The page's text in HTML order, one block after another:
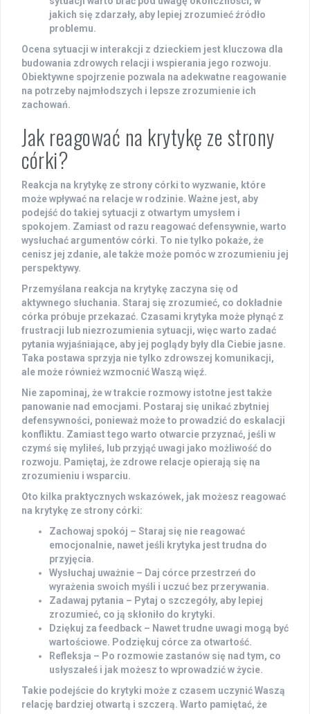
jakich się zdarzały, aby lepiej zrozumieć źródło
problemu.
Ocena sytuacji w interakcji z dzieckiem jest kluczowa dla
budowania zdrowych relacji i wspierania jego rozwoju.
Obiektywne spojrzenie pozwala na adekwatne reagowanie
na potrzeby najmłodszych i lepsze zrozumienie ich
zachowań.
Jak reagować na krytykę ze strony
córki?
Reakcja na krytykę ze strony córki to wyzwanie, które
może wpływać na relacje w rodzinie. Ważne jest, aby
podejść do takiej sytuacji z otwartym umysłem i
spokojem. Zamiast od razu reagować defensywnie, warto
wysłuchaćargumentów córki. To nie tylko pokaże, że
cenisz jej zdanie, ale także może pomóc w zrozumieniu jej
perspektywy.
Przemyślana reakcja na krytykę zaczyna się od
aktywnego słuchania. Staraj się zrozumieć, co dokładnie
córka próbuje przekazać. Czasami krytyka może płynąć z
frustracji lub niezrozumienia sytuacji, więc warto zadać
pytania wyjaśniające, aby jej poglądy były dla Ciebie jasne.
Taka postawa sprzyja nie tylko zdrowszej komunikacji,
ale może również wzmocnić Waszą więź.
Nie zapominaj, że w trakcie rozmowy istotne jest także
panowanie nad emocjami. Postaraj się unikać zbytniej
defensywności, ponieważ może to prowadzić do eskalacji
konfliktu. Zamiast tego warto otwarcie przyznać, jeśli w
czymś się myliłeś, lub przyjąć uwagi jako możliwość do
rozwoju. Pamiętaj, że zdrowe relacje opierają się na
zrozumieniu i wsparciu.
Oto kilka praktycznych wskazówek, jak możesz reagować
na krytykę ze strony córki:
Zachowaj spokój – Staraj się nie reagować
emocjonalnie, nawet jeśli krytyka jest trudna do
przyjęcia.
Wysłuchaj uważnie – Daj córce przestrzeń do
wyrażenia swoich myśli i uczuć bez przerywania.
Zadawaj pytania – Pytaj o szczegóły, aby lepiej
zrozumieć, co ją skłoniło do krytyki.
Dziękuj za feedback – Nawet trudne uwagi mogą być
wartościowe. Podziękuj córce za otwartość.
Refleksja – Po rozmowie zastanów się nad tym, co
usłyszałeś i jak możesz to wprowadzić w życie.
Takie podejście do krytyki może z czasem uczynić Waszą
relację bardziej otwartą i szczerą. Warto pamiętać, że